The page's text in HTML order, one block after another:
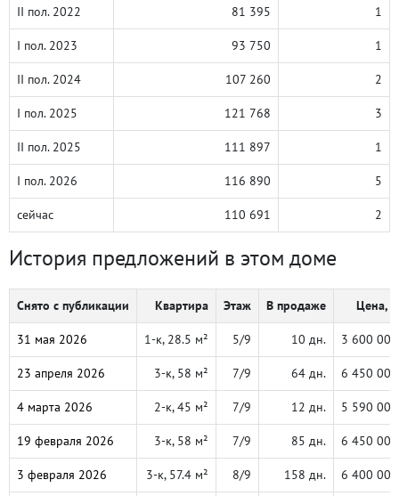
II пол. 2022 81 395 1
I пол. 2023 93 750 1
II пол. 2024 107 260 2
I пол. 2025 121 768 3
II пол. 2025 111 897 1
I пол. 2026 116 890 5
сейчас 110 691 2
История предложений в этом доме
Снято с публикации Квартира Этаж В продаже Цена, ₽
31 мая 2026 1-к, 28.5 м² 5/9 10 дн. 3 600 000
23 апреля 2026 3-к, 58 м² 7/9 64 дн. 6 450 000
4 марта 2026 2-к, 45 м² 7/9 12 дн. 5 590 000
19 февраля 2026 3-к, 58 м² 7/9 85 дн. 6 450 000
3 февраля 2026 3-к, 57.4 м² 8/9 158 дн. 6 400 000